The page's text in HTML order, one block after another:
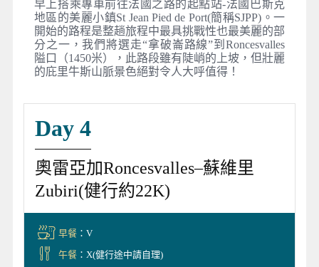
早上搭乘專車前往法國之路的起點站-法國巴斯克
地區的美麗小鎮St Jean Pied de Port(簡稱SJPP)。一
開始的路程是整趟旅程中最具挑戰性也最美麗的部
分之一，我們將選走“拿破崙路線”到Roncesvalles
隘口（1450米），此路段雖有陡峭的上坡，但壯麗
的庇里牛斯山脈景色絕對令人大呼值得！
Day 4
奧雷亞加Roncesvalles–蘇維里
Zubiri(健行約22K)
早餐：V
午餐：X(健行途中請自理)